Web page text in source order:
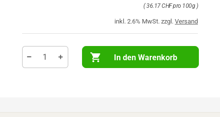
36.17 CHF pro 100g
inkl. 2.6% MwSt. zzgl. Versand
In den Warenkorb